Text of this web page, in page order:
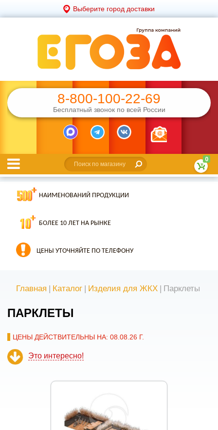
Выберите город доставки
8-800-100-22-69
Бесплатный звонок по всей России
0
НАИМЕНОВАНИЙ ПРОДУКЦИИ
БОЛЕЕ 10 ЛЕТ НА РЫНКЕ
ЦЕНЫ УТОЧНЯЙТЕ ПО ТЕЛЕФОНУ
Главная | Каталог | Изделия для ЖКХ | Парклеты
ПАРКЛЕТЫ
ЦЕНЫ ДЕЙСТВИТЕЛЬНЫ НА: 08.08.26 Г.
Это интересно!